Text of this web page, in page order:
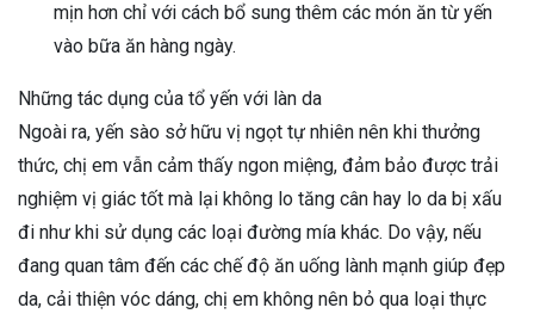
mịn hơn chỉ với cách bổ sung thêm các món ăn từ yến
vào bữa ăn hàng ngày.
Những tác dụng của tổ yến với làn da
Ngoài ra, yến sào sở hữu vị ngọt tự nhiên nên khi thưởng
thức, chị em vẫn cảm thấy ngon miệng, đảm bảo được trải
nghiệm vị giác tốt mà lại không lo tăng cân hay lo da bị xấu
đi như khi sử dụng các loại đường mía khác. Do vậy, nếu
đang quan tâm đến các chế độ ăn uống lành mạnh giúp đẹp
da, cải thiện vóc dáng, chị em không nên bỏ qua loại thực